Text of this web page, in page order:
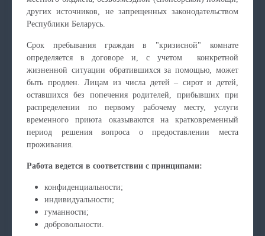
других источников, не запрещенных законодательством
Республики Беларусь.
Срок пребывания граждан в "кризисной" комнате
определяется в договоре и, с учетом конкретной
жизненной ситуации обратившихся за помощью, может
быть продлен. Лицам из числа детей – сирот и детей,
оставшихся без попечения родителей, прибывших при
распределении по первому рабочему месту, услуги
временного приюта оказываются на кратковременный
период решения вопроса о предоставлении места
проживания.
Работа ведется в соответствии с принципами:
конфиденциальности;
индивидуальности;
гуманности;
добровольности.